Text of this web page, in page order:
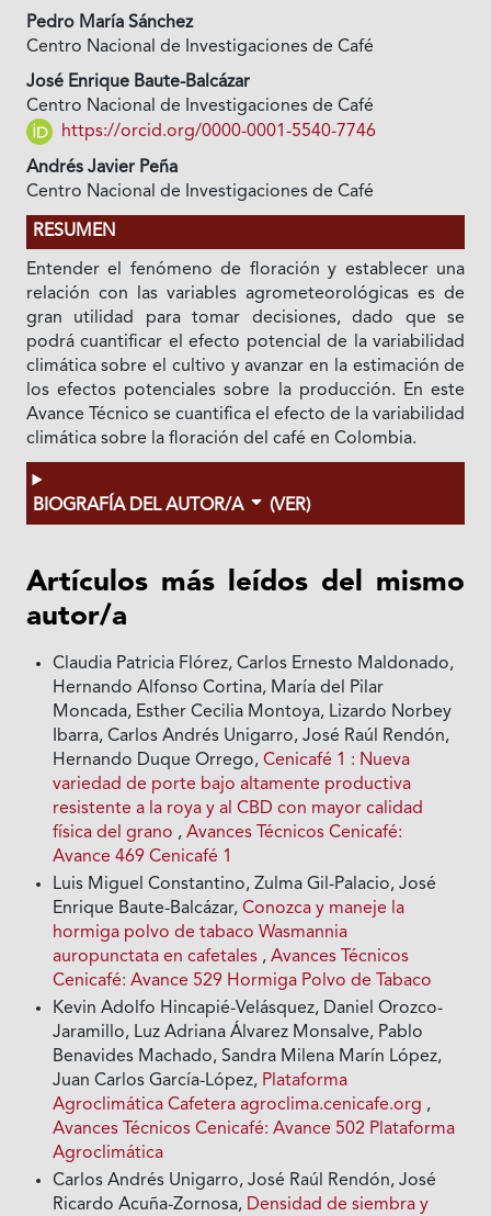
Pedro María Sánchez
Centro Nacional de Investigaciones de Café
José Enrique Baute-Balcázar
Centro Nacional de Investigaciones de Café
https://orcid.org/0000-0001-5540-7746
Andrés Javier Peña
Centro Nacional de Investigaciones de Café
RESUMEN
Entender el fenómeno de floración y establecer una
relación con las variables agrometeorológicas es de
gran utilidad para tomar decisiones, dado que se
podrá cuantificar el efecto potencial de la variabilidad
climática sobre el cultivo y avanzar en la estimación de
los efectos potenciales sobre la producción. En este
Avance Técnico se cuantifica el efecto de la variabilidad
climática sobre la floración del café en Colombia.
BIOGRAFÍA DEL AUTOR/A (VER)
Artículos más leídos del mismo
autor/a
Claudia Patricia Flórez, Carlos Ernesto Maldonado,
Hernando Alfonso Cortina, María del Pilar
Moncada, Esther Cecilia Montoya, Lizardo Norbey
Ibarra, Carlos Andrés Unigarro, José Raúl Rendón,
Hernando Duque Orrego,Cenicafé 1 : Nueva
variedad de porte bajo altamente productiva
resistente a la roya y al CBD con mayor calidad
física del grano ,Avances Técnicos Cenicafé:
Avance 469 Cenicafé 1
Luis Miguel Constantino, Zulma Gil-Palacio, José
Enrique Baute-Balcázar,Conozca y maneje la
hormiga polvo de tabaco Wasmannia
auropunctata en cafetales ,Avances Técnicos
Cenicafé: Avance 529 Hormiga Polvo de Tabaco
Kevin Adolfo Hincapié-Velásquez, Daniel Orozco-
Jaramillo, Luz Adriana Álvarez Monsalve, Pablo
Benavides Machado, Sandra Milena Marín López,
Juan Carlos García-López, Plataforma
Agroclimática Cafetera agroclima.cenicafe.org ,
Avances Técnicos Cenicafé: Avance 502 Plataforma
Agroclimática
Carlos Andrés Unigarro, José Raúl Rendón, José
Ricardo Acuña-Zornosa, Densidad de siembra y